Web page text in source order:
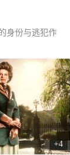
身份与逃犯作
+4